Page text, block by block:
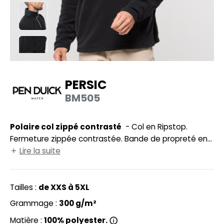
MODULABLES
PERSIC
BM505
Polaire col zippé contrasté
Fermeture zippée contrastée. Bande de propreté en
chevron. Boucle pour cintre. Poches ouvertes.
Lire la suite
Tailles : de XXS à 5XL
Grammage : 300 g/m²
Matière : 100% polyester.